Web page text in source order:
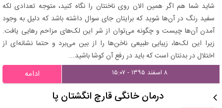
شاید شما هم اگر همین الان روی ناخنتان را نگاه کنید، متوجه تعدادی لکه
سفید رنگ در آن‌ها شوید که برایتان جای سوال داشته باشد که دلیل به وجود
آمدن آن‌ها چیست و چگونه می‌توان از شر این لک‌های مزاحم رهایی یافت.
زیرا این لک‌ها، زیبایی طبیعی ناخن‌ها را از بین می‌برد و حتما نشانه‌ای از
اختلال در بدنتان است که باید در رفع آن کوشا باشید...
۸ اسفند ۱۳۹۵ - ۱۵:۰۷ ادامه
درمان خانگی قارچ انگشتان پا